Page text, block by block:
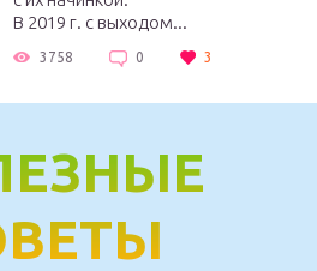
В 2019 г. с выходом...
3758 0 3